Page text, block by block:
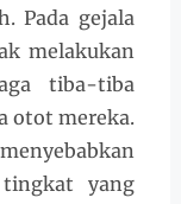
Pada gejala
melakukan
tiba-tiba
otot mereka.
yang